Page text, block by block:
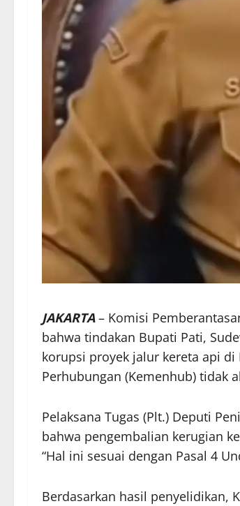
JAKARTA– Komisi
bahwa tindakan Bupati Pati,
korupsi proyek jalur kereta api di
Perhubungan (Kemenhub) tidak
Pelaksana Tugas (Plt.) Deputi
bahwa pengembalian kerugian
“Hal ini sesuai dengan Pasal 4
Berdasarkan hasil penyelidikan,